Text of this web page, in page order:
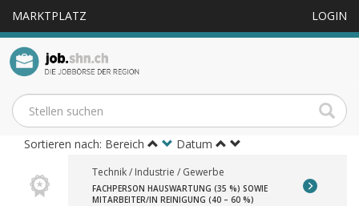
MARKTPLATZ LOGIN
13 Stellenangebote
Sortieren nach: Bereich
Datum
Technik / Industrie / Gewerbe
FACHPERSON HAUSWARTUNG (35 %) SOWIE
MITARBEITER/IN REINIGUNG (40 – 60 %)